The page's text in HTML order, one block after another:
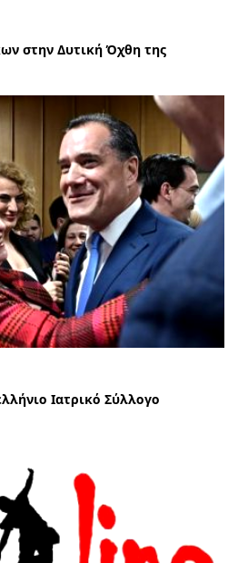
στην Δυτική Όχθη της
Ιατρικό Σύλλογο